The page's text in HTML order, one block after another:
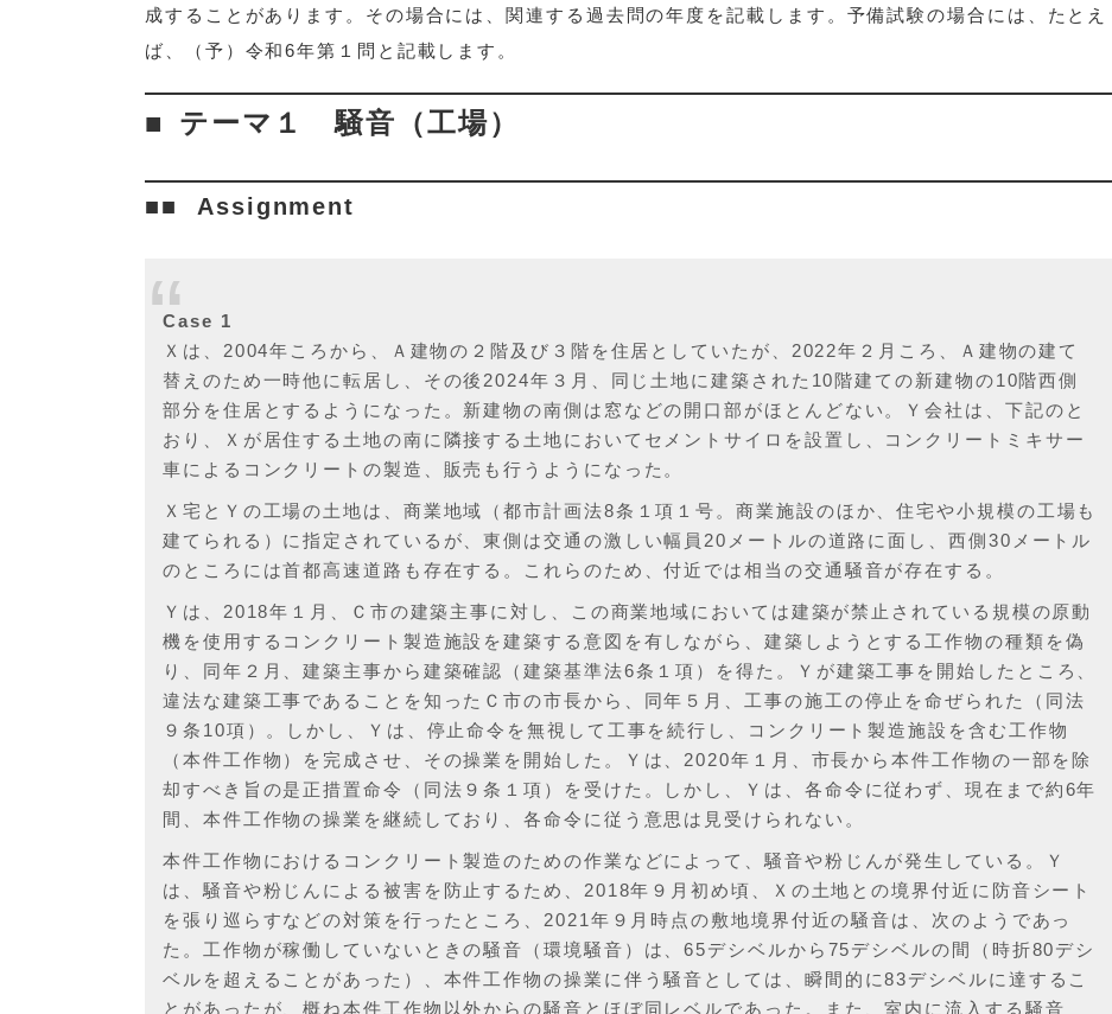
成することがあります。その場合には、関連する過去問の年度を記載します。予備試験の場合には、たとえ
ば、（予）令和6年第１問と記載します。
テーマ１ 騒音（工場）
Assignment
Case 1
Ｘは、2004年ころから、Ａ建物の２階及び３階を住居としていたが、2022年２月ころ、Ａ建物の建て
替えのため一時他に転居し、その後2024年３月、同じ土地に建築された10階建ての新建物の10階西側
部分を住居とするようになった。新建物の南側は窓などの開口部がほとんどない。Ｙ会社は、下記のと
おり、Ｘが居住する土地の南に隣接する土地においてセメントサイロを設置し、コンクリートミキサー
車によるコンクリートの製造、販売も行うようになった。
Ｘ宅とＹの工場の土地は、商業地域（都市計画法8条１項１号。商業施設のほか、住宅や小規模の工場も
建てられる）に指定されているが、東側は交通の激しい幅員20メートルの道路に面し、西側30メートル
のところには首都高速道路も存在する。これらのため、付近では相当の交通騒音が存在する。
Ｙは、2018年１月、Ｃ市の建築主事に対し、この商業地域においては建築が禁止されている規模の原動
機を使用するコンクリート製造施設を建築する意図を有しながら、建築しようとする工作物の種類を偽
り、同年２月、建築主事から建築確認（建築基準法6条１項）を得た。Ｙが建築工事を開始したところ、
違法な建築工事であることを知ったＣ市の市長から、同年５月、工事の施工の停止を命ぜられた（同法
９条10項）。しかし、Ｙは、停止命令を無視して工事を続行し、コンクリート製造施設を含む工作物
（本件工作物）を完成させ、その操業を開始した。Ｙは、2020年１月、市長から本件工作物の一部を除
却すべき旨の是正措置命令（同法９条１項）を受けた。しかし、Ｙは、各命令に従わず、現在まで約6年
間、本件工作物の操業を継続しており、各命令に従う意思は見受けられない。
本件工作物におけるコンクリート製造のための作業などによって、騒音や粉じんが発生している。Ｙ
は、騒音や粉じんによる被害を防止するため、2018年９月初め頃、Ｘの土地との境界付近に防音シート
を張り巡らすなどの対策を行ったところ、2021年９月時点の敷地境界付近の騒音は、次のようであっ
た。工作物が稼働していないときの騒音（環境騒音）は、65デシベルから75デシベルの間（時折80デシ
ベルを超えることがあった）、本件工作物の操業に伴う騒音としては、瞬間的に83デシベルに達するこ
とがあったが、概ね本件工作物以外からの騒音とほぼ同レベルであった。また、室内に流入する騒音